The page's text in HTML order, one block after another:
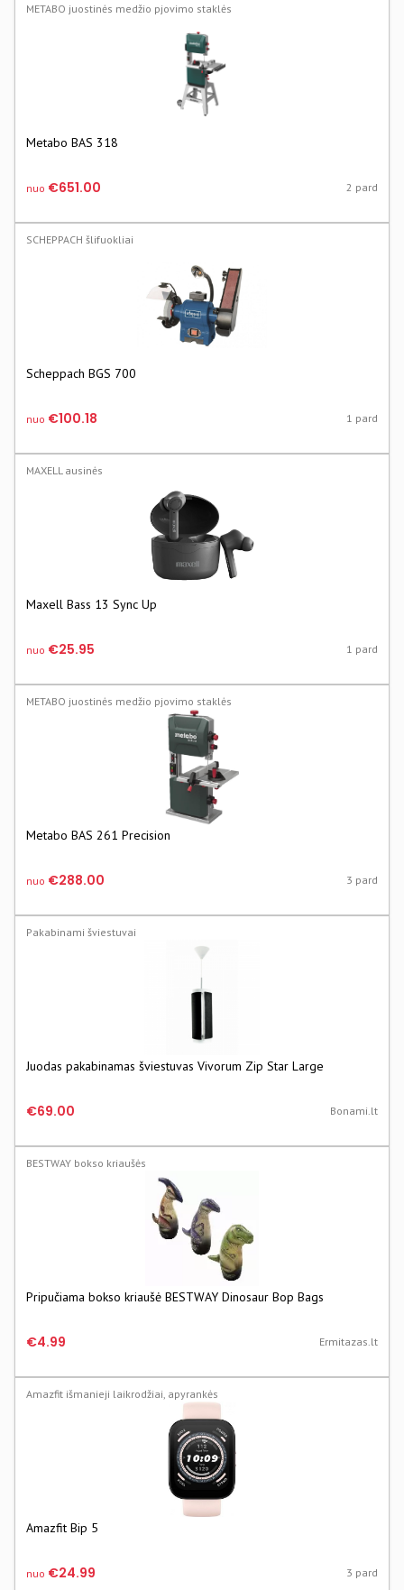
METABO juostinės medžio pjovimo staklės
Metabo BAS 318
nuo €651.00 2 pard
SCHEPPACH šlifuokliai
Scheppach BGS 700
nuo €100.18 1 pard
MAXELL ausinės
Maxell Bass 13 Sync Up
nuo €25.95 1 pard
METABO juostinės medžio pjovimo staklės
Metabo BAS 261 Precision
nuo €288.00 3 pard
Pakabinami šviestuvai
Juodas pakabinamas šviestuvas Vivorum Zip Star Large
€69.00 Bonami.lt
BESTWAY bokso kriaušės
Pripučiama bokso kriaušė BESTWAY Dinosaur Bop Bags
€4.99 Ermitazas.lt
Amazfit išmanieji laikrodžiai, apyrankės
Amazfit Bip 5
nuo €24.99 3 pard